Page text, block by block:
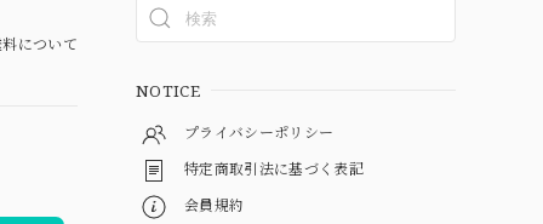
について
NOTICE
プライバシーポリシー
特定商取引法に基づく表記
会員規約